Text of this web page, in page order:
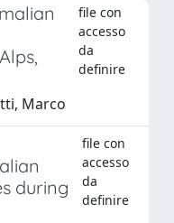
file con
accesso
da
definire
Marco
during
file con
accesso
da
definire